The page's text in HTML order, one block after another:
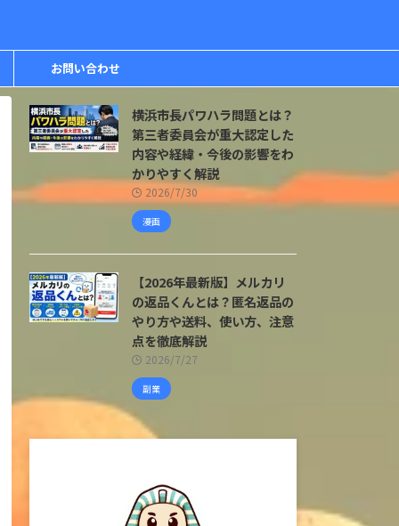
お問い合わせ
横浜市長パワハラ問題とは？
第三者委員会が重大認定した
内容や経緯・今後の影響をわ
かりやすく解説
2026/7/30
漫画
【2026年最新版】メルカリ
の返品くんとは？匿名返品の
やり方や送料、使い方、注意
点を徹底解説
2026/7/27
副業